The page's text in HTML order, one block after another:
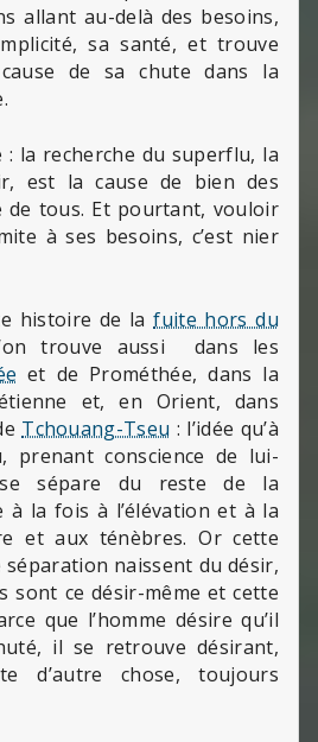
allant au-delà des besoins,
sa santé, et trouve
de sa chute dans la
: la recherche du superflu, la
est la cause de bien des
de tous. Et pourtant, vouloir
à ses besoins, c’est nier
histoire de lafuite hors du
trouve aussi dans les
et de Prométhée, dans la
et, en Orient, dans
Tchouang-Tseu : l’idée qu’à
prenant conscience de lui-
se sépare du reste de la
à la fois à l’élévation et à la
et aux ténèbres. Or cette
séparation naissent du désir,
sont ce désir-même et cette
que l’homme désire qu’il
il se retrouve désirant,
d’autre chose, toujours